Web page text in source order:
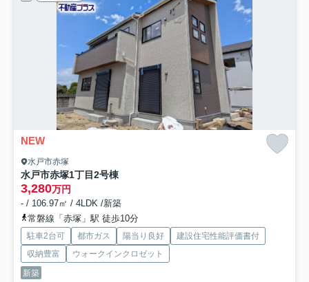
NEW
水戸市赤塚
水戸市赤塚1丁目2号棟
3,280万円
- / 106.97㎡ / 4LDK /新築
常磐線「赤塚」駅 徒歩10分
駐車2台可 都市ガス 陽当り良好
建設住宅性能評価書付
収納豊富
ウォークインクロゼット
新築